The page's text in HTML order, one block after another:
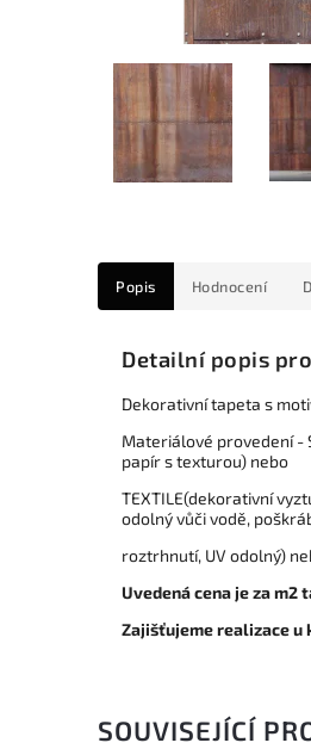
Popis Hodnocení
Detailní popis
Dekorativní tapeta s
Materiálové provedení -
papír s texturou) nebo
TEXTILE(dekorativní
odolný vůči vodě,
roztrhnutí, UV odolný)
Uvedená cena je za
Zajišťujeme realizace u
SOUVISEJÍCÍ